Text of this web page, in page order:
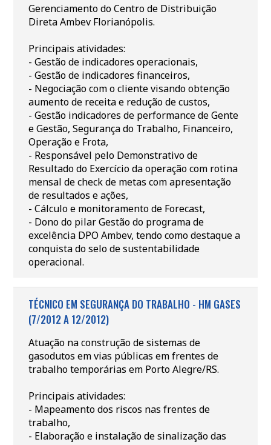
Gerenciamento do Centro de Distribuição
Direta Ambev Florianópolis.
Principais atividades:
- Gestão de indicadores operacionais,
- Gestão de indicadores financeiros,
- Negociação com o cliente visando obtenção
aumento de receita e redução de custos,
- Gestão indicadores de performance de Gente
e Gestão, Segurança do Trabalho, Financeiro,
Operação e Frota,
- Responsável pelo Demonstrativo de
Resultado do Exercício da operação com rotina
mensal de check de metas com apresentação
de resultados e ações,
- Cálculo e monitoramento de Forecast,
- Dono do pilar Gestão do programa de
excelência DPO Ambev, tendo como destaque a
conquista do selo de sustentabilidade
operacional.
TÉCNICO EM SEGURANÇA DO TRABALHO - HM GASES
(7/2012 A 12/2012)
Atuação na construção de sistemas de
gasodutos em vias públicas em frentes de
trabalho temporárias em Porto Alegre/RS.
Principais atividades:
- Mapeamento dos riscos nas frentes de
trabalho,
- Elaboração e instalação de sinalização das